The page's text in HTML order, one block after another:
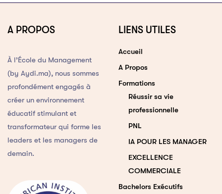
A PROPOS
À l’École du Management
(by Aydi.ma), nous sommes
profondément engagés à
créer un environnement
éducatif stimulant et
transformateur qui forme les
leaders et les managers de
demain.
LIENS UTILES
Accueil
A Propos
Formations
Réussir sa vie
professionnelle
PNL
IA POUR LES MANAGER
EXCELLENCE
COMMERCIALE
Bachelors Exécutifs